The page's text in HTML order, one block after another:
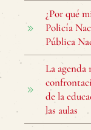
¿Por qué
Policía
Pública
La
de la
las aulas